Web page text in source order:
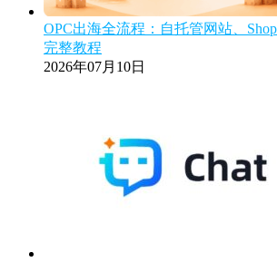
OPC出海全流程：自托管网站、
完整教程
2026年07月10日